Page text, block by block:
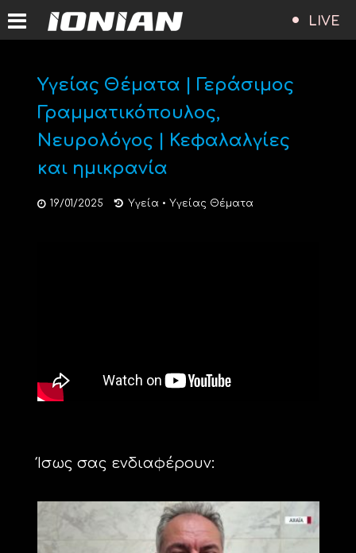
LIVE
Υγείας Θέματα | Γεράσιμος
Γραμματικόπουλος,
Νευρολόγος | Κεφαλαλγίες
και ημικρανία
19/01/2025 Υγεία • Υγείας Θέματα
Ίσως σας ενδιαφέρουν: